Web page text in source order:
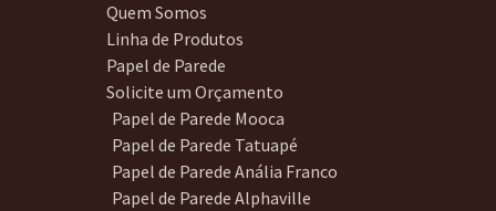
Quem Somos
Linha de Produtos
Papel de Parede
Solicite um Orçamento
Papel de Parede Mooca
Papel de Parede Tatuapé
Papel de Parede Anália Franco
Papel de Parede Alphaville